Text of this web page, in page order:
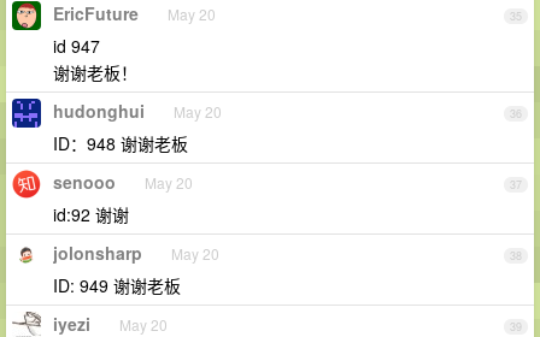
35
EricFuture May 20
id 947
谢谢老板！
36
hudonghui May 20
ID：948 谢谢老板
37
senooo May 20
id:92 谢谢
38
jolonsharp May 20
ID: 949 谢谢老板
39
iyezi May 20